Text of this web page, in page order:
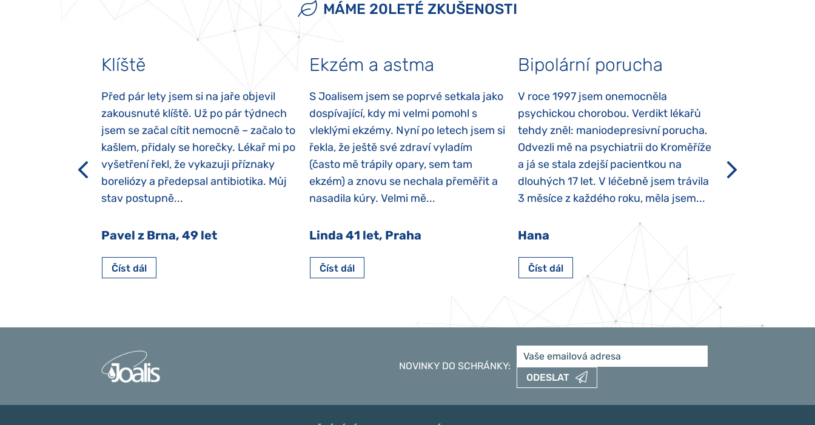
MÁME 20LETÉ ZKUŠENOSTI
Klíště
Před pár lety jsem si na jaře objevil
zakousnuté klíště. Už po pár týdnech
jsem se začal cítit nemocně – začalo to
kašlem, přidaly se horečky. Lékař mi po
vyšetření řekl, že vykazuji příznaky
boreliózy a předepsal antibiotika. Můj
stav postupně...
Pavel z Brna, 49 let
Číst dál
Ekzém a astma
S Joalisem jsem se poprvé setkala jako
dospívající, kdy mi velmi pomohl s
vleklými ekzémy. Nyní po letech jsem si
řekla, že ještě své zdraví vyladím
(často mě trápily opary, sem tam
ekzém) a znovu se nechala přeměřit a
nasadila kúry. Velmi mě...
Linda 41 let, Praha
Číst dál
Bipolární porucha
V roce 1997 jsem onemocněla
psychickou chorobou. Verdikt lékařů
tehdy zněl: maniodepresivní porucha.
Odvezli mě na psychiatrii do Kroměříže
a já se stala zdejší pacientkou na
dlouhých 17 let. V léčebně jsem trávila
3 měsíce z každého roku, měla jsem...
Hana
Číst dál
který je u
Po půl roce
NOVINKY DO SCHRÁNKY:
ODESLAT